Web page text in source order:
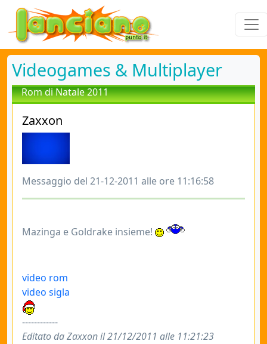
Videogames & Multiplayer
Rom di Natale 2011
Zaxxon
Messaggio del 21-12-2011 alle ore 11:16:58
Mazinga e Goldrake insieme!
video rom
video sigla
------------
Editato da Zaxxon il 21/12/2011 alle 11:21:23